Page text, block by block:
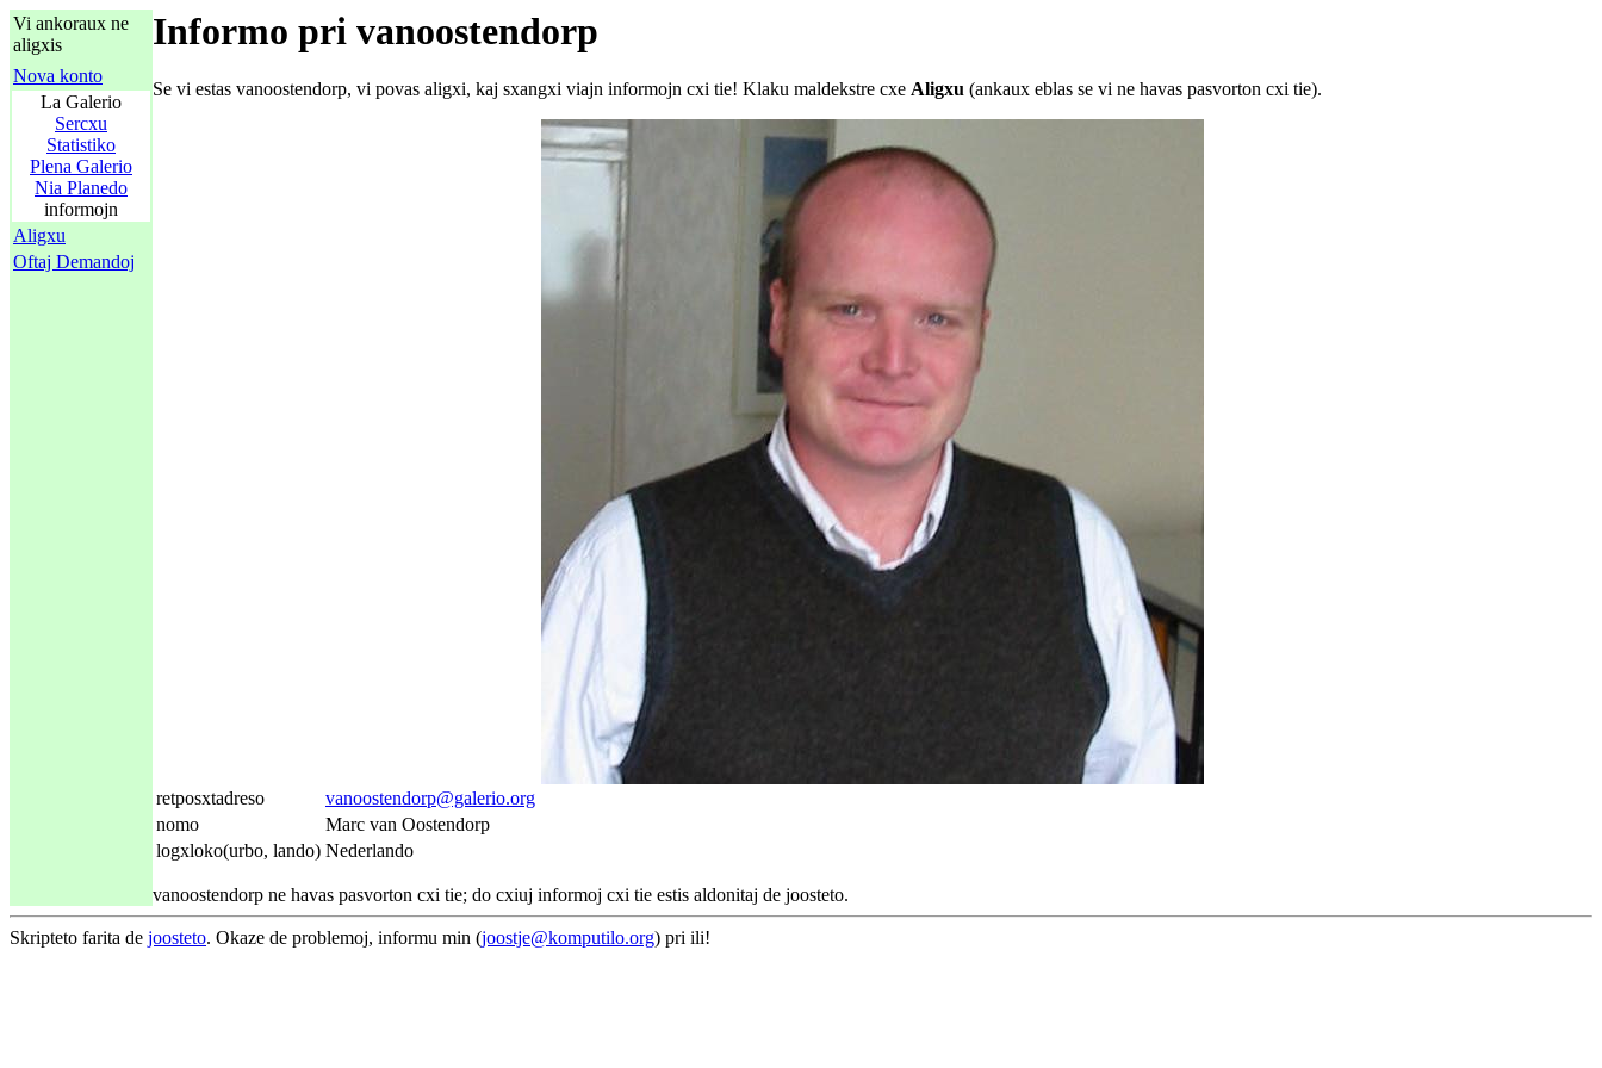
Vi ankoraux ne
aligxis
Nova konto
La Galerio
Sercxu
Statistiko
Plena Galerio
Nia Planedo
informojn
Aligxu
Oftaj Demandoj
Informo pri vanoostendorp
Se vi estas vanoostendorp, vi povas aligxi, kaj sxangxi viajn informojn cxi tie! Klaku maldekstre cxe Aligxu (ankaux eblas se vi ne havas pasvorton cxi tie).
retposxtadreso
vanoostendorp@galerio.org
nomo
Marc van Oostendorp
logxloko(urbo, lando) Nederlando
vanoostendorp ne havas pasvorton cxi tie; do cxiuj informoj cxi tie estis aldonitaj de joosteto.
Skripteto farita de joosteto. Okaze de problemoj, informu min (joostje@komputilo.org) pri ili!